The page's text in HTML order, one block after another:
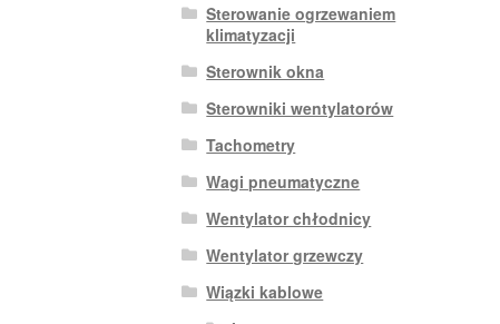
Sterowanie ogrzewaniem
klimatyzacji
Sterownik okna
Sterowniki wentylatorów
Tachometry
Wagi pneumatyczne
Wentylator chłodnicy
Wentylator grzewczy
Wiązki kablowe